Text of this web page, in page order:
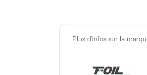
Plus d'infos sur la